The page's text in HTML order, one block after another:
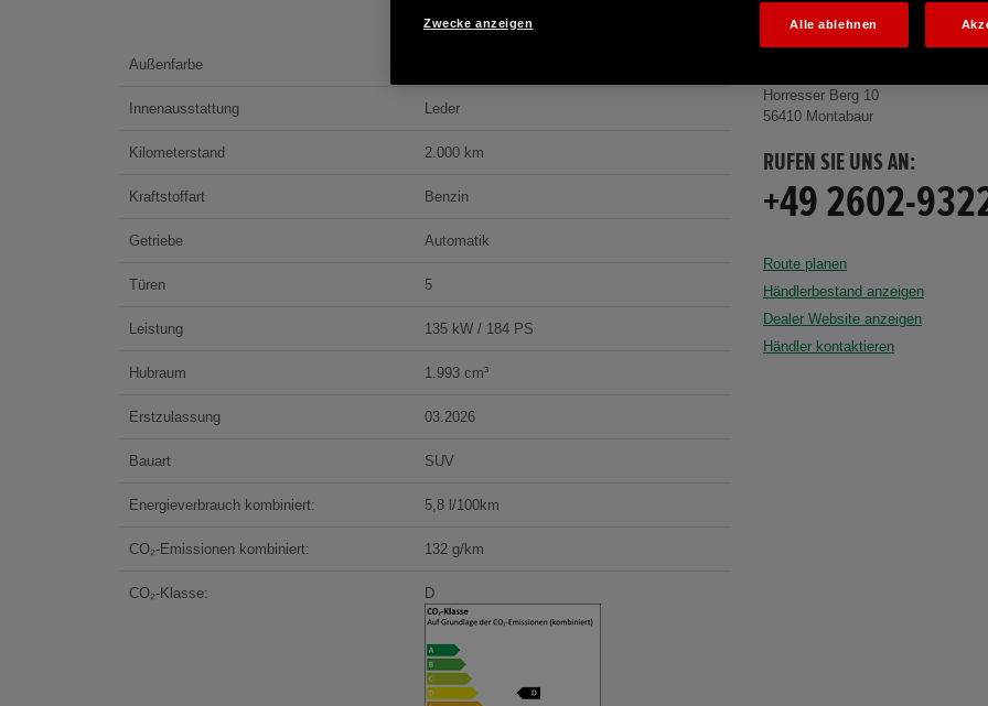
Außenfarbe
Innenausstattung Leder
Kilometerstand 2.000 km
Kraftstoffart Benzin
Getriebe Automatik
Türen 5
Leistung 135 kW / 184 PS
Hubraum 1.993 cm³
Erstzulassung 03.2026
Bauart SUV
Energieverbrauch kombiniert: 5,8 l/100km
CO₂-Emissionen kombiniert: 132 g/km
CO₂-Klasse: D
Horresser Berg 10
56410 Montabaur
RUFEN SIE UNS AN:
+49 2602-
Route planen
Händlerbestand anzeigen
Dealer Website anzeigen
Händler kontaktieren
Zwecke anzeigen Alle ablehnen